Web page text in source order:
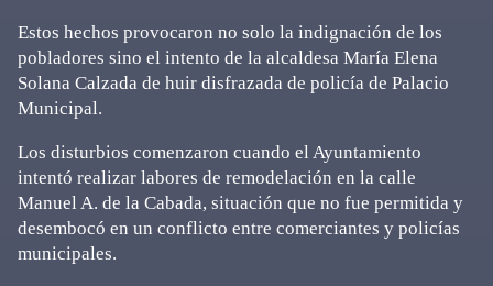
Estos hechos provocaron no solo la indignación de los
pobladores sino el intento de la alcaldesa María Elena
Solana Calzada de huir disfrazada de policía de Palacio
Municipal.
Los disturbios comenzaron cuando el Ayuntamiento
intentó realizar labores de remodelación en la calle
Manuel A. de la Cabada, situación que no fue permitida y
desembocó en un conflicto entre comerciantes y policías
municipales.